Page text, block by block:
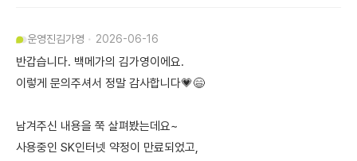
운영진김가영 2026-06-16
반갑습니다. 백메가의 김가영이에요.
이렇게 문의주셔서 정말 감사합니다💗😄
남겨주신 내용을 쭉 살펴봤는데요~
사용중인 SK인터넷 약정이 만료되었고,